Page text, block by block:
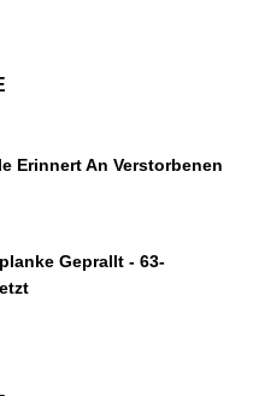
Erinnert An Verstorbenen
Geprallt - 63-